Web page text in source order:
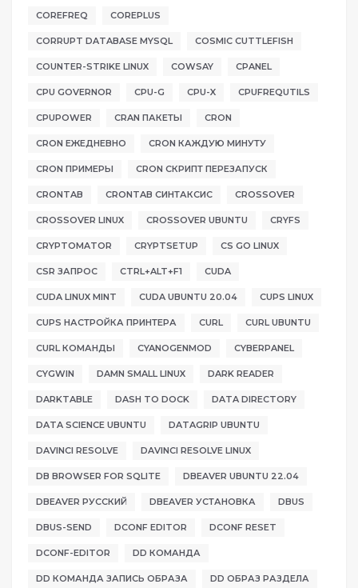
COREFREQ COREPLUS
CORRUPT DATABASE MYSQL COSMIC CUTTLEFISH
COUNTER-STRIKE LINUX COWSAY CPANEL
CPU GOVERNOR CPU-G CPU-X CPUFREQUTILS
CPUPOWER CRAN ПАКЕТЫ CRON
CRON ЕЖЕДНЕВНО CRON КАЖДУЮ МИНУТУ
CRON ПРИМЕРЫ CRON СКРИПТ ПЕРЕЗАПУСК
CRONTAB CRONTAB СИНТАКСИС CROSSOVER
CROSSOVER LINUX CROSSOVER UBUNTU CRYFS
CRYPTOMATOR CRYPTSETUP CS GO LINUX
CSR ЗАПРОС CTRL+ALT+F1 CUDA
CUDA LINUX MINT CUDA UBUNTU 20.04 CUPS LINUX
CUPS НАСТРОЙКА ПРИНТЕРА CURL CURL UBUNTU
CURL КОМАНДЫ CYANOGENMOD CYBERPANEL
CYGWIN DAMN SMALL LINUX DARK READER
DARKTABLE DASH TO DOCK DATA DIRECTORY
DATA SCIENCE UBUNTU DATAGRIP UBUNTU
DAVINCI RESOLVE DAVINCI RESOLVE LINUX
DB BROWSER FOR SQLITE DBEAVER UBUNTU 22.04
DBEAVER РУССКИЙ DBEAVER УСТАНОВКА DBUS
DBUS-SEND DCONF EDITOR DCONF RESET
DCONF-EDITOR DD КОМАНДА
DD КОМАНДА ЗАПИСЬ ОБРАЗА DD ОБРАЗ РАЗДЕЛА